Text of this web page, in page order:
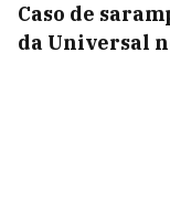
Caso de
da Universal